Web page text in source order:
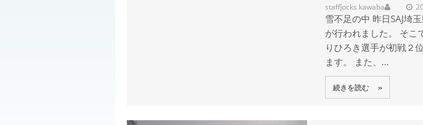
staffJocks kawaba
雪不足の中 昨日SAJ埼
が行われました。 そこ
りひろき選手が初戦２
ます。 また、...
続きを読む »